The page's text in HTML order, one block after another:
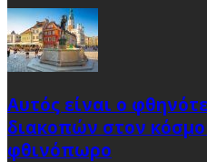
Αυτός είναι ο
διακοπών στον κόσμο
φθινόπωρο